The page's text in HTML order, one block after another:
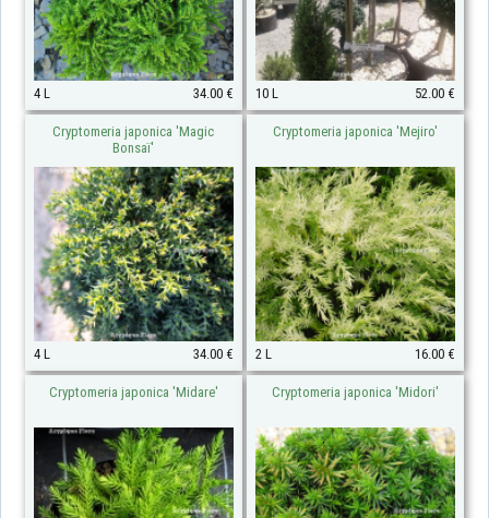
4 L 34.00 € 10 L 52.00 €
Cryptomeria japonica 'Magic
Bonsaï'
4 L 34.00 €
Cryptomeria japonica 'Mejiro'
2 L 16.00 €
Cryptomeria japonica 'Midare' Cryptomeria japonica 'Midori'